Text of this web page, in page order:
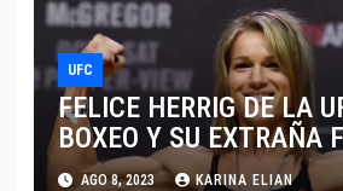
UFC
FELICE HERRIG DE LA
BOXEO Y SU EXTRAÑA
VENDER CONTENIDO
AGO 8, 2023 KARINA ELIAN